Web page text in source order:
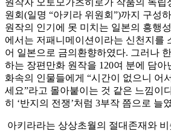
원회(일명 “아키라 위원회”)까지 구성
원작의 인기에 못 미치는 일본의 흥행
에서는 저패니메이션이라는 신천지를
어 일본으로 금의환향하였다. 그러나
하는 장편만화 원작을 120여 분에 담
화속의 인물들에게 “시간이 없으니 어
세요”라고 몰아붙이는 것 같은 느낌이
히 ‘반지의 전쟁’처럼 3부작 쯤으로 늘
아키라라는 상상초월의 절대존재와